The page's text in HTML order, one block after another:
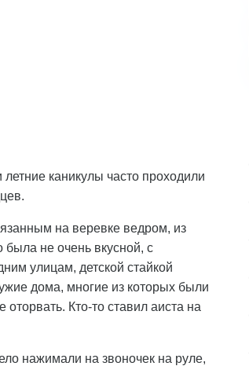
каникулы часто проходили
на веревке ведром, из
не очень вкусной, с
улицам, детской стайкой
дома, многие из которых были
оторвать. Кто-то ставил аиста на
нажимали на звоночек на руле,